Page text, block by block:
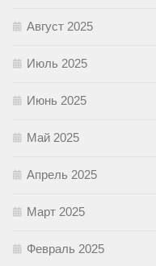
Август 2025
Июль 2025
Июнь 2025
Май 2025
Апрель 2025
Март 2025
Февраль 2025